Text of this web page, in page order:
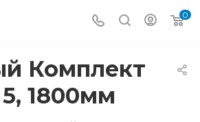
0
Комплект
1800мм